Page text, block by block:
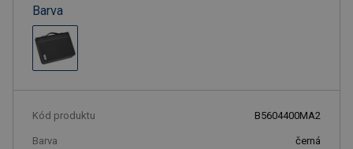
Barva
Kód produktu B5604400MA2
Barva černá